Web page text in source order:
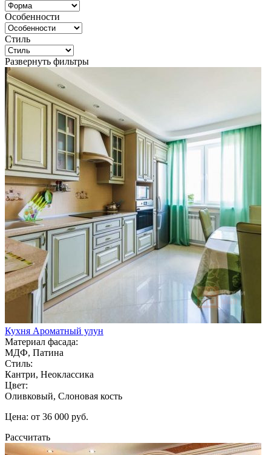
Особенности
Стиль
Развернуть фильтры
Кухня Ароматный улун
Материал фасада:
МДФ, Патина
Стиль:
Кантри, Неоклассика
Цвет:
Оливковый, Слоновая кость
Цена: от 36 000 руб.
Рассчитать